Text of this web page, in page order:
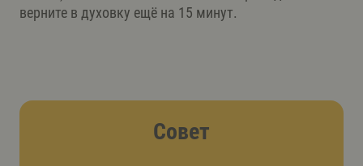
верните в духовку ещё на 15 минут.
Совет